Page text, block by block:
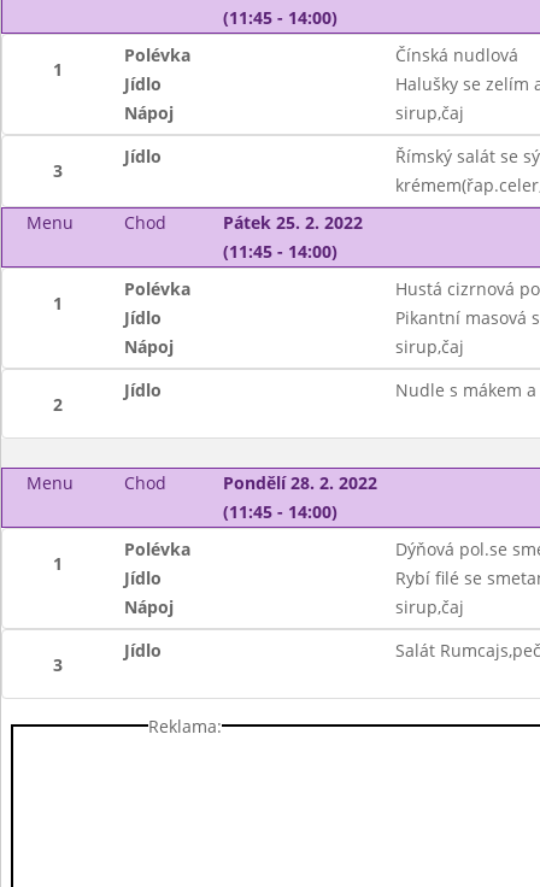
(11:45 - 14:00)
1
Polévka
Čínská nudlová
Jídlo
Halušky se zelím
Nápoj
sirup,čaj
3
Jídlo
Římský salát se
Menu
Chod
Pátek 25. 2. 2022
(11:45 - 14:00)
1
Polévka
Hustá cizrnová
Jídlo
Pikantní masová
Nápoj
sirup,čaj
2
Jídlo Nudle s mákem
Menu Chod
Pondělí 28. 2. 2022
(11:45 - 14:00)
1
Polévka
Dýňová pol.se
Jídlo
Rybí filé se
Nápoj
sirup,čaj
3
Jídlo Salát
Reklama: